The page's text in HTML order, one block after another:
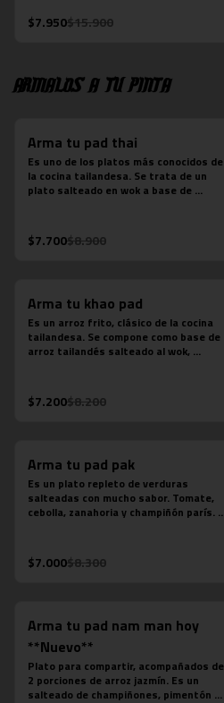
$7.950$15.900
Armalos a tu pinta
Arma tu pad thai
Es uno de los platos más conocidos de
la cocina tailandesa. Se trata de un
plato salteado en wok a base de
cebolla, maní, cebollín, cilantro, diente
de dragón y limón sutil. Se acompaña
$7.700$8.900
Arma tu khao pad
Es un arroz frito, clásico de la cocina
tailandesa. Se compone como base de
arroz tailandés salteado al wok,
salsa tamarindo.
$7.200$8.200
Arma tu pad pak
Es un plato repleto de verduras
salteadas con mucho sabor. Tomate,
cebolla, zanahoria y champiñón parís.
de pescado.
$7.000$8.300
Arma tu pad nam man hoy
**Nuevo**
Plato para compartir, acompañados de
2 porciones de arroz jazmín. Es un
salteado de champiñones, pimentón